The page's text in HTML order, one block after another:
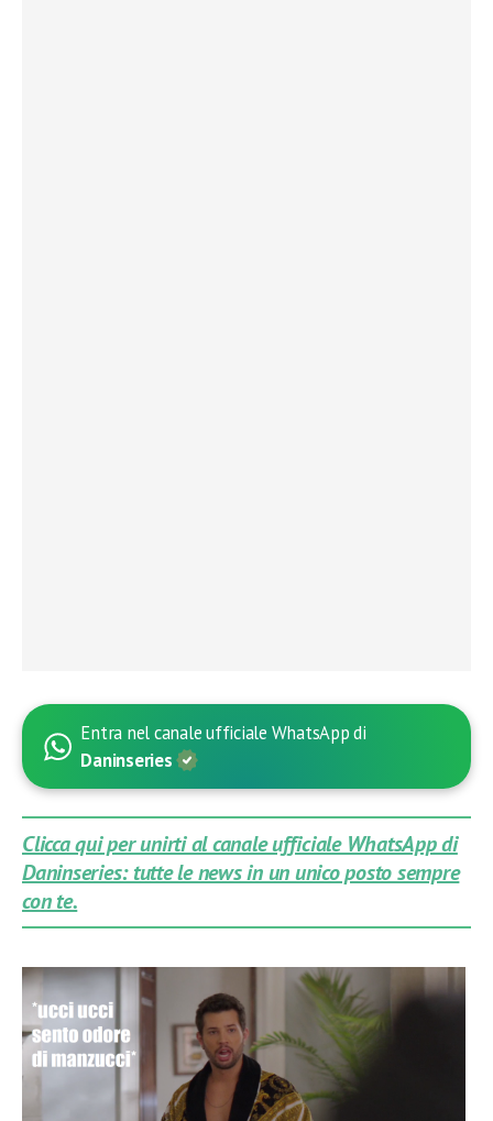
Entra nel canale ufficiale WhatsApp di
Daninseries
Clicca qui per unirti al canale ufficiale WhatsApp di
Daninseries: tutte le news in un unico posto sempre
con te.